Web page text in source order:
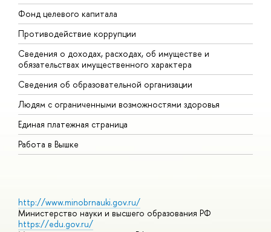
Фонд целевого капитала
Противодействие коррупции
Сведения о доходах, расходах, об имуществе и
обязательствах имущественного характера
Сведения об образовательной организации
Людям с ограниченными возможностями здоровья
Единая платежная страница
Работа в Вышке
http://www.minobrnauki.gov.ru/
Министерство науки и высшего образования РФ
https://edu.gov.ru/